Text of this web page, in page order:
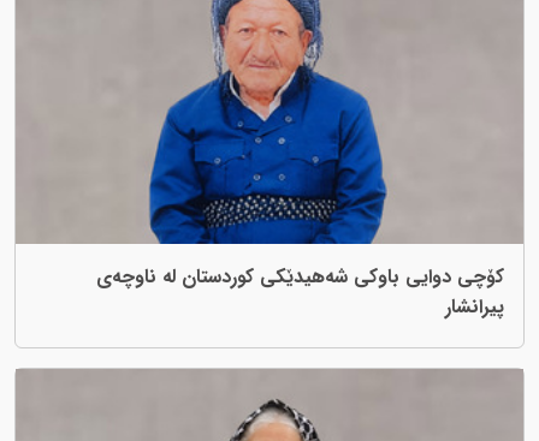
کۆچی دوایی باوکی شەهیدێکی کوردستان لە ناوچەی
پیرانشار